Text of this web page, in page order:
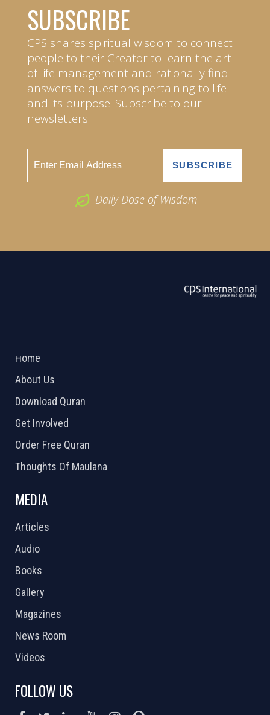
SUBSCRIBE
CPS shares spiritual wisdom to connect
people to their Creator to learn the art
of life management and rationally find
answers to questions pertaining to life
and its purpose. Subscribe to our
newsletters.
Daily Dose of Wisdom
Home
About Us
Download Quran
Get Involved
Order Free Quran
Thoughts Of Maulana
MEDIA
Articles
Audio
Books
Gallery
Magazines
News Room
Videos
FOLLOW US